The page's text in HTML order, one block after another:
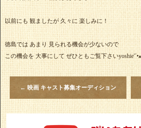
以前にも 観ましたが 久々に 楽しみに！
徳島では あまり 見られる機会が少ないので
← 映画 キャスト募集オーディション